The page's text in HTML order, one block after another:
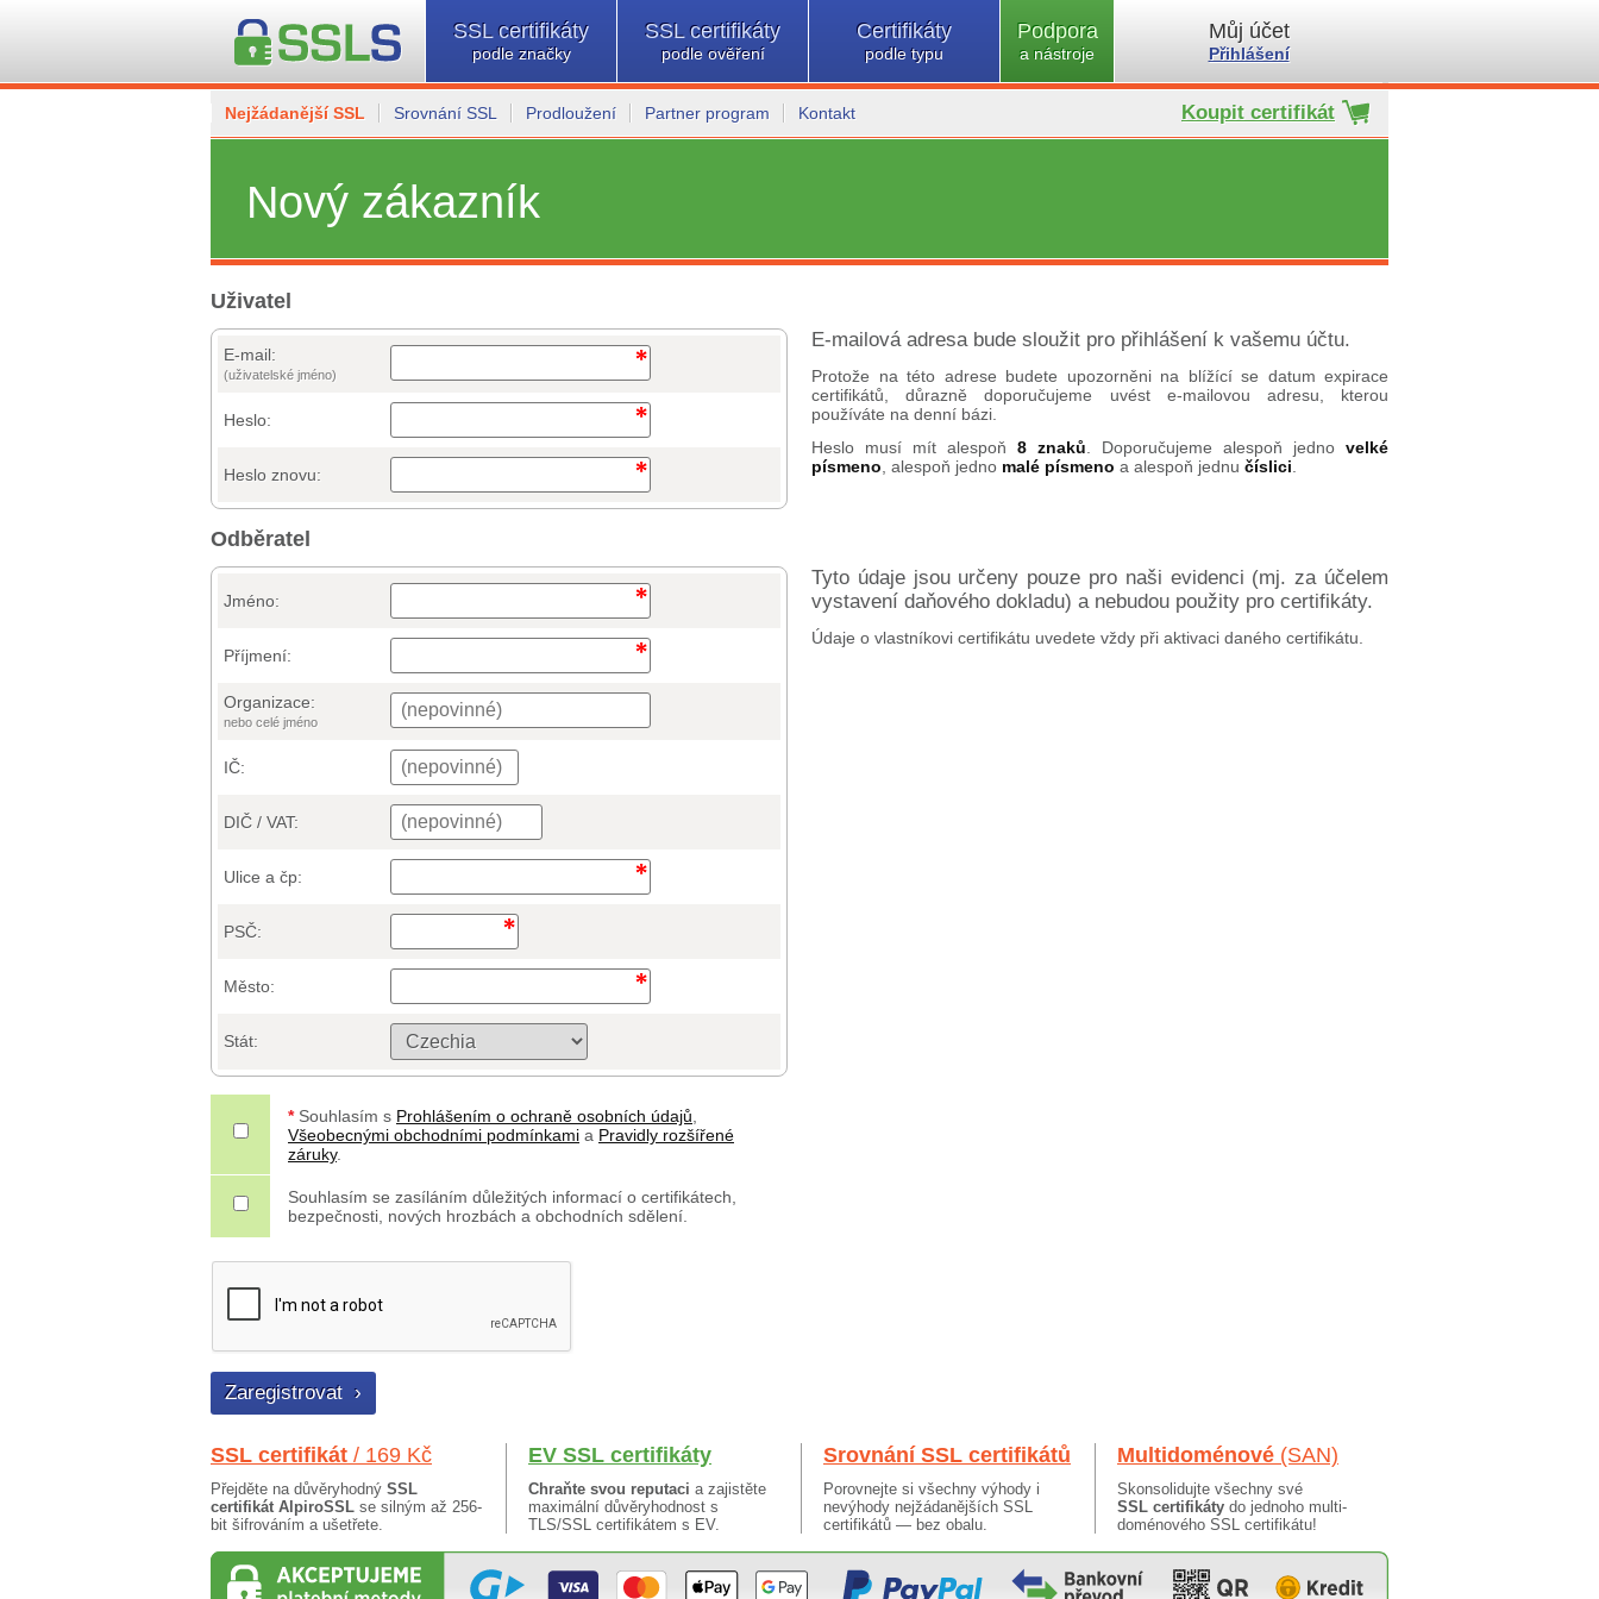
SSL certifikáty
podle značky
SSL certifikáty
podle ověření
Certifikáty
podle typu
Podpora
a nástroje
Můj účet
Přihlášení
Nejžádanější SSL Srovnání SSL Prodloužení Partner program Kontakt Koupit certifikát
Nový zákazník
Uživatel
E-mail:
(uživatelské jméno)
Heslo:
Heslo znovu:
E-mailová adresa bude sloužit pro přihlášení k vašemu účtu.
Protože na této adrese budete upozorněni na blížící se datum expirace
certifikátů, důrazně doporučujeme uvést e-mailovou adresu, kterou
používáte na denní bázi.
Heslo musí mít alespoň 8 znaků . Doporučujeme alespoň jedno velké
písmeno , alespoň jedno malé písmeno a alespoň jednu číslici
Odběratel
Jméno:
Příjmení:
Organizace:
nebo celé jméno
IČ:
DIČ / VAT:
Ulice a čp:
PSČ:
Město:
Stát:
* Souhlasím s Prohlášením o ochraně osobních údajů
Všeobecnými obchodními podmínkami a Pravidly rozšířené
záruky.
Souhlasím se zasíláním důležitých informací o certifikátech,
bezpečnosti, nových hrozbách a obchodních sdělení.
Tyto údaje jsou určeny pouze pro naši evidenci (mj. za účelem
vystavení daňového dokladu) a nebudou použity pro certifikáty.
Údaje o vlastníkovi certifikátu uvedete vždy při aktivaci daného certifikátu.
SSL certifikát / 169 Kč
Přejděte na důvěryhodný SSL
certifikát AlpiroSSL se silným až 256-
bit šifrováním a ušetřete.
EV SSL certifikáty
Chraňte svou reputaci a zajistěte
maximální důvěryhodnost s
TLS/SSL certifikátem s EV.
Srovnání SSL certifikátů
Porovnejte si všechny výhody i
nevýhody nejžádanějších SSL
certifikátů — bez obalu.
Multidoménové (SAN)
Skonsolidujte všechny své
SSL certifikáty do jednoho multi-
doménového SSL certifikátu!